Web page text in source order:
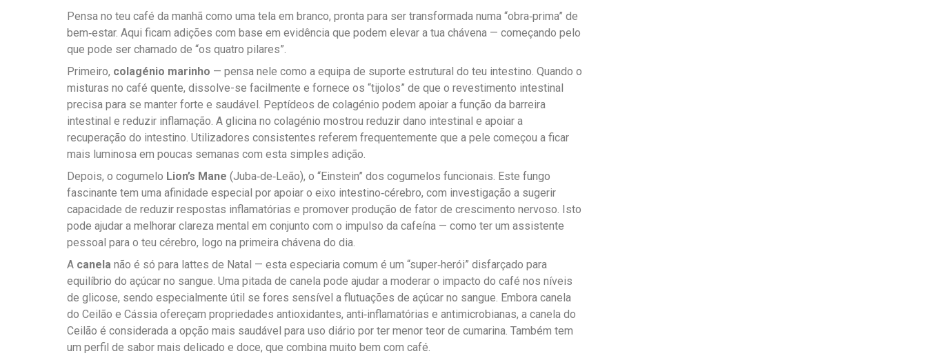
Pensa no teu café da manhã como uma tela em branco, pronta para ser transformada numa “obra‑prima” de
bem‑estar. Aqui ficam adições com base em evidência que podem elevar a tua chávena — começando pelo
que pode ser chamado de “os quatro pilares”.
Primeiro, colagénio marinho — pensa nele como a equipa de suporte estrutural do teu intestino. Quando o
misturas no café quente, dissolve-se facilmente e fornece os “tijolos” de que o revestimento intestinal
precisa para se manter forte e saudável. Peptídeos de colagénio podem apoiar a função da barreira
intestinal e reduzir inflamação. A glicina no colagénio mostrou reduzir dano intestinal e apoiar a
recuperação do intestino. Utilizadores consistentes referem frequentemente que a pele começou a ficar
mais luminosa em poucas semanas com esta simples adição.
Depois, o cogumelo Lion’s Mane (Juba‑de‑Leão), o “Einstein” dos cogumelos funcionais. Este fungo
fascinante tem uma afinidade especial por apoiar o eixo intestino‑cérebro, com investigação a sugerir
capacidade de reduzir respostas inflamatórias e promover produção de fator de crescimento nervoso. Isto
pode ajudar a melhorar clareza mental em conjunto com o impulso da cafeína — como ter um assistente
pessoal para o teu cérebro, logo na primeira chávena do dia.
A canela não é só para lattes de Natal — esta especiaria comum é um “super‑herói” disfarçado para
equilíbrio do açúcar no sangue. Uma pitada de canela pode ajudar a moderar o impacto do café nos níveis
de glicose, sendo especialmente útil se fores sensível a flutuações de açúcar no sangue. Embora canela
do Ceilão e Cássia ofereçam propriedades antioxidantes, anti‑inflamatórias e antimicrobianas, a canela do
Ceilão é considerada a opção mais saudável para uso diário por ter menor teor de cumarina. Também tem
um perfil de sabor mais delicado e doce, que combina muito bem com café.